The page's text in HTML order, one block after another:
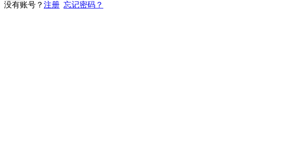
没有账号？ 注册 忘记密码？